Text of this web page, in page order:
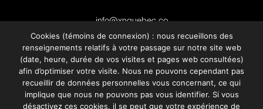
info@xnquebec.co
Salle de presse
FAQ
Inscrivez-vous à
l'infolettre de XN Québec.
Cookies (témoins de connexion) : nous recueillons des
renseignements relatifs à votre passage sur notre site web
(date, heure, durée de vos visites et pages web consultées)
afin d’optimiser votre visite. Nous ne pouvons cependant pas
recueillir de données personnelles vous concernant, ce qui
implique que nous ne pouvons pas vous identifier. Si vous
désactivez ces cookies, il se peut que votre expérience de